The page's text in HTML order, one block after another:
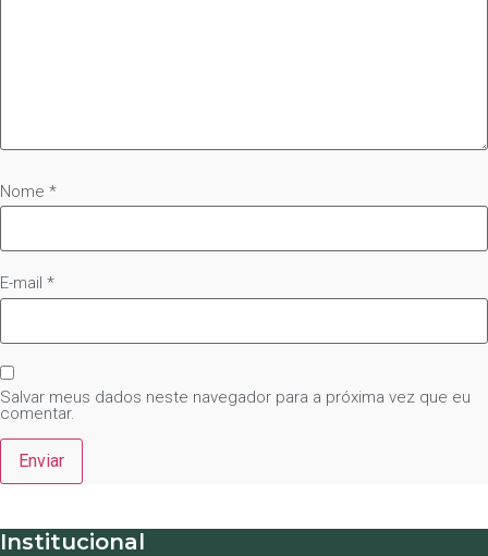
Nome *
E-mail *
Salvar meus dados neste navegador para a próxima vez que eu
comentar.
Institucional